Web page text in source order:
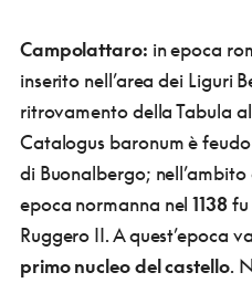
Campolattaro: in epoca
inserito nell’area dei Liguri
ritrovamento della Tabula
Catalogus baronum è
di Buonalbergo;
epoca normanna nel1138 fu
Ruggero II. A quest’epoca
primo nucleo del castello.